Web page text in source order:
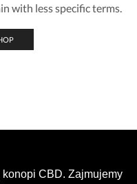
with less specific terms.
CBD. Zajmujemy